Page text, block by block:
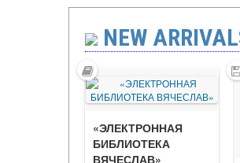
NEW
«ЭЛЕКТРОННАЯ
БИБЛИОТЕКА
ВЯЧЕСЛАВ»